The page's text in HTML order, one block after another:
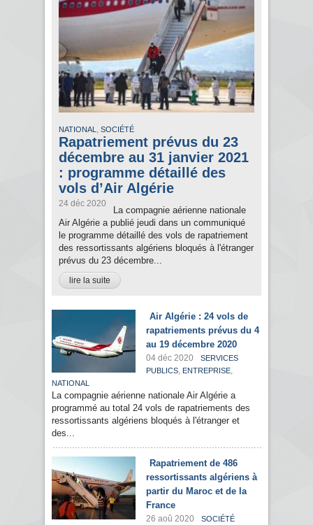
NATIONAL , SOCIÉTÉ
Rapatriement prévus du 23
décembre au 31 janvier 2021
: programme détaillé des
vols d’Air Algérie
24 déc 2020
La compagnie aérienne nationale
Air Algérie a publié jeudi dans un communiqué
le programme détaillé des vols de rapatriement
des ressortissants algériens bloqués à l'étranger
prévus du 23 décembre...
lire la suite
Air Algérie : 24 vols de
rapatriements prévus du 4
au 19 décembre 2020
04 déc 2020
SERVICES
PUBLICS, ENTREPRISE,
NATIONAL
La compagnie aérienne nationale Air Algérie a
programmé au total 24 vols de rapatriements des
ressortissants algériens bloqués à l'étranger et
des...
Rapatriement de 486
ressortissants algériens à
partir du Maroc et de la
France
26 aoû 2020 SOCIÉTÉ